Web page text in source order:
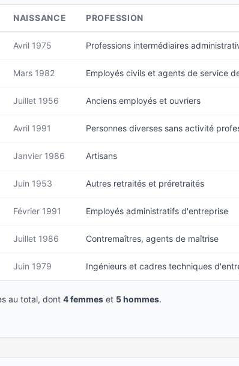
NAISSANCE PROFESSION
Avril 1975 Professions intermédiaires
Mars 1982 Employés civils et agents de service
Juillet 1956 Anciens employés et ouvriers
Avril 1991 Personnes diverses sans activité
Janvier 1986 Artisans
Juin 1953 Autres retraités et préretraités
Février 1991 Employés administratifs d'entreprise
Juillet 1986 Contremaîtres, agents de maîtrise
Juin 1979 Ingénieurs et cadres techniques
au total, dont 4 femmes et 5 hommes.